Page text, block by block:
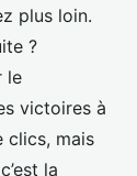
plus loin.
?
le
victoires à
clics, mais
la